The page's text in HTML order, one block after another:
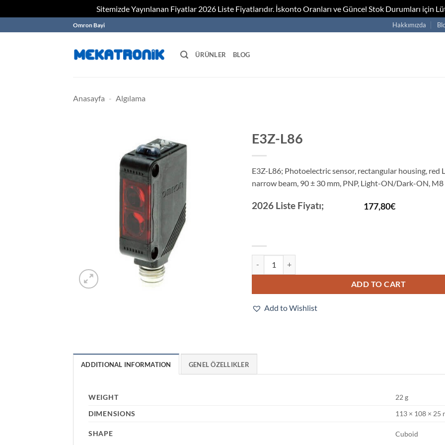
Sitemizde Yayınlanan Fiyatlar 2026 Liste Fiyatlarıdır. İskonto Oranları ve Güncel Stok Durumları için
to
Omron Bayi Hakkımızda
ÜRÜNLER BLOG
Anasayfa - Algılama
E3Z-L86
E3Z-L86; Photoelectric sensor, rectangular housing, red
narrow beam, 90 ± 30 mm, PNP, Light-ON/Dark-ON,
2026 Liste Fiyatı; 177,80€
ADD TO CART
Add to Wishlist
ADDITIONAL INFORMATION GENEL ÖZELLIKLER
WEIGHT
22 g
DIMENSIONS
113 × 108 × 25
SHAPE Cuboid